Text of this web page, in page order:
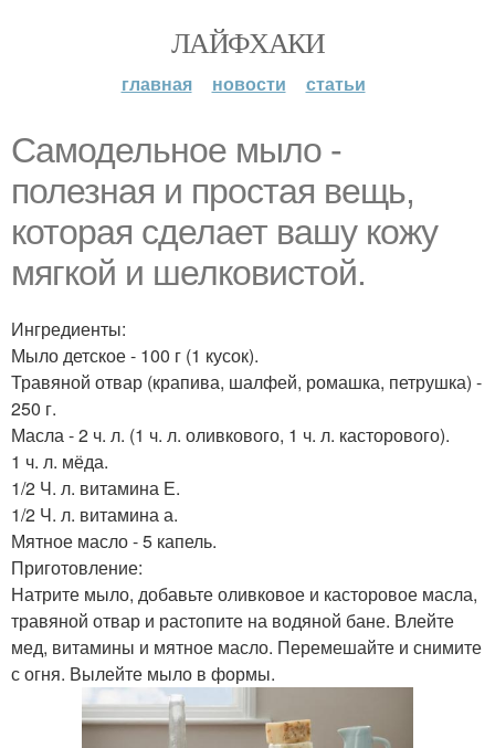
ЛАЙФХАКИ
главная новости статьи
Самодельное мыло -
полезная и простая вещь,
которая сделает вашу кожу
мягкой и шелковистой.
Ингредиенты:
Мыло детское - 100 г (1 кусок).
Травяной отвар (крапива, шалфей, ромашка, петрушка) -
250 г.
Масла - 2 ч. л. (1 ч. л. оливкового, 1 ч. л. касторового).
1 ч. л. мёда.
1/2 Ч. л. витамина Е.
1/2 Ч. л. витамина а.
Мятное масло - 5 капель.
Приготовление:
Натрите мыло, добавьте оливковое и касторовое масла,
травяной отвар и растопите на водяной бане. Влейте
мед, витамины и мятное масло. Перемешайте и снимите
с огня. Вылейте мыло в формы.